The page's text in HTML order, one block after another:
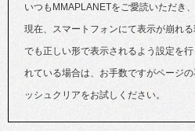
いつもMMAPLANETをご愛読いただき
現在、スマートフォンにて表示が崩れ
でも正しい形で表示されるよう設定を
れている場合は、お手数ですがページ
ッシュクリアをお試しください。